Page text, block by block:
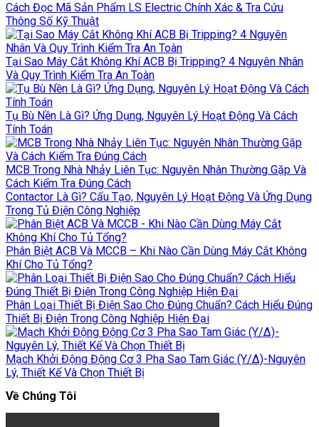
Cách Đọc Mã Sản Phẩm LS Electric Chính Xác & Tra Cứu
Thông Số Kỹ Thuật
Tại Sao Máy Cắt Không Khí ACB Bị Tripping? 4 Nguyên Nhân
Và Quy Trình Kiểm Tra An Toàn
Tụ Bù Nền Là Gì? Ứng Dụng, Nguyên Lý Hoạt Động Và Cách
Tính Toán
MCB Trong Nhà Nhảy Liên Tục: Nguyên Nhân Thường Gặp Và
Cách Kiểm Tra Đúng Cách
Contactor Là Gì? Cấu Tạo, Nguyên Lý Hoạt Động Và Ứng Dụng
Trong Tủ Điện Công Nghiệp
Phân Biệt ACB Và MCCB – Khi Nào Cần Dùng Máy Cắt Không
Khí Cho Tủ Tổng?
Phân Loại Thiết Bị Điện Sao Cho Đúng Chuẩn? Cách Hiểu Đúng
Thiết Bị Điện Trong Công Nghiệp Hiện Đại
Mạch Khởi Động Động Cơ 3 Pha Sao Tam Giác (Y/Δ)-Nguyên
Lý, Thiết Kế Và Chọn Thiết Bị
Về Chúng Tôi